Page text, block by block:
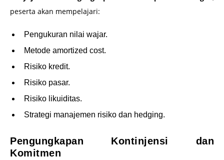
peserta akan mempelajari:
Pengukuran nilai wajar.
Metode amortized cost.
Risiko kredit.
Risiko pasar.
Risiko likuiditas.
Strategi manajemen risiko dan hedging.
Pengungkapan Kontinjensi dan
Komitmen